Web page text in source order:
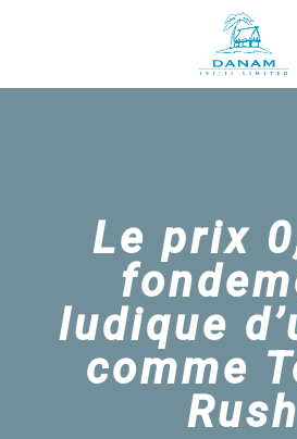
Le prix
ludique
comme
Rush